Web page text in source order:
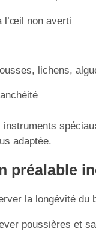
non averti
lichens,
adaptée.
préalable
la longévité du
poussières et